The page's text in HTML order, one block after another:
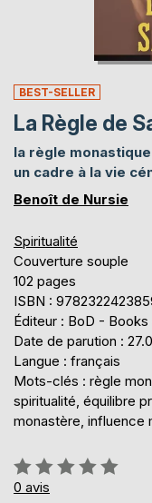
BEST-SELLER
La Règle de
la règle
un cadre à la vie
Benoît de Nursie
Spiritualité
Couverture souple
102 pages
ISBN :
Éditeur : BoD - Books
Date de parution :
Langue : français
Mots-clés : règle
spiritualité, équilibre
monastère, influence
Évaluation:
0%
0 avis